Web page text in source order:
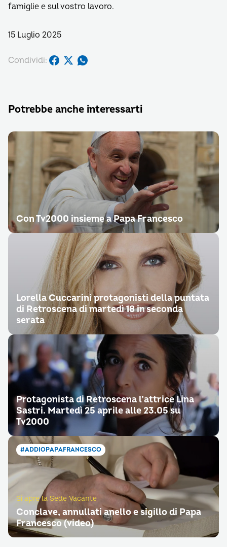
famiglie e sul vostro lavoro.
15 Luglio 2025
Condividi:
Potrebbe anche interessarti
Con Tv2000 insieme a Papa Francesco
Lorella Cuccarini protagonisti della puntata
di Retroscena di martedì 18 in seconda
serata
Protagonista di Retroscena l’attrice Lina
Sastri. Martedì 25 aprile alle 23.05 su
Tv2000
#ADDIOPAPAFRANCESCO
Si apre la Sede Vacante
Conclave, annullati anello e sigillo di Papa
Francesco (video)